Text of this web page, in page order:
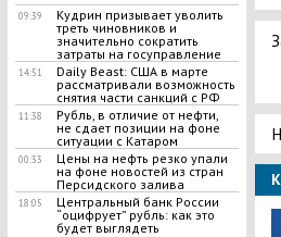
09:39
Кудрин призывает уволить
треть чиновников и
значительно сократить
затраты на госуправление
14:51
Daily Beast: США в марте
рассматривали возможность
снятия части санкций с РФ
11:38
Рубль, в отличие от нефти,
не сдает позиции на фоне
ситуации с Катаром
00:33
Цены на нефть резко упали
на фоне новостей из стран
Персидского залива
18:05
Центральный банк России
“оцифрует” рубль: как это
будет выглядеть